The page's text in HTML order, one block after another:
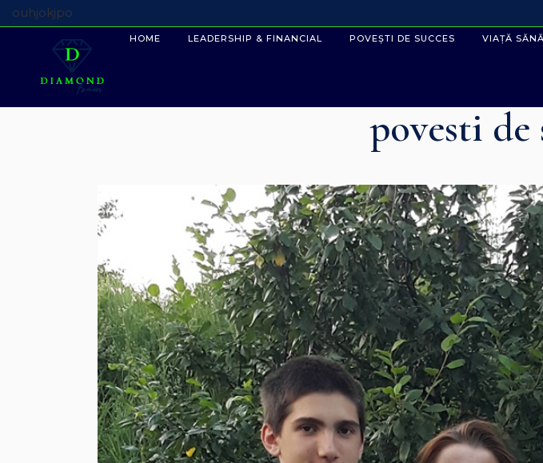
ouhjokjpo
HOME LEADERSHIP & FINANCIAL POVEȘTI DE SUCCES VIAȚĂ
povesti de